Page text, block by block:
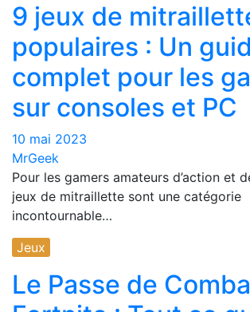
9 jeux de
populaires : Un
complet pour les
sur consoles et PC
10 mai 2023
MrGeek
Pour les gamers amateurs d’action et
jeux de mitraillette sont une catégorie
incontournable…
Jeux
Le Passe de